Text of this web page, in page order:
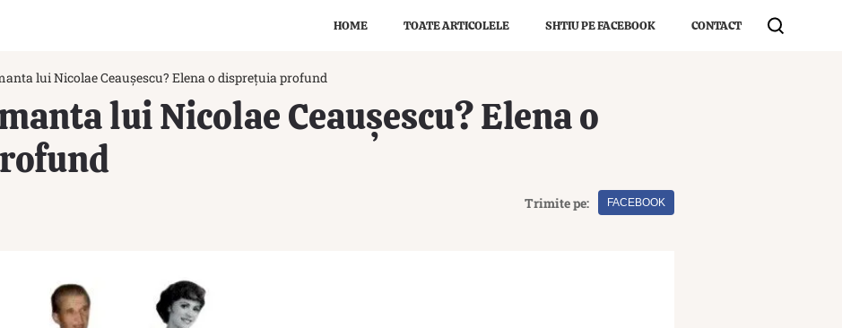
HOME TOATE ARTICOLELE SHTIU PE FACEBOOK CONTACT
lui Nicolae Ceaușescu? Elena o disprețuia profund
lui Nicolae Ceaușescu? Elena o
Trimite pe: FACEBOOK